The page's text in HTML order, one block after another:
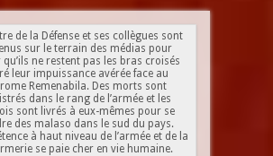
de la Défense et ses collègues sont
sur le terrain des médias pour
qu’ils ne restent pas les bras croisés
leur impuissance avérée face au
Remenabila. Des morts sont
dans le rang de l’armée et les
sont livrés à eux-mêmes pour se
des malaso dans le sud du pays.
à haut niveau de l’armée et de la
se paie cher en vie humaine.